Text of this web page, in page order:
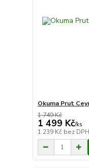
Okuma Prut
1 749 Kč
1 499 Kč/ks
1 239 Kč bez DPH